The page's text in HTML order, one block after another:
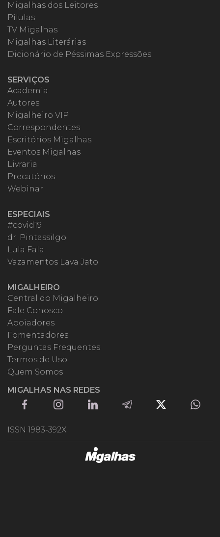
Migalhas dos Leitores
Pílulas
TV Migalhas
Migalhas Literárias
Dicionário de Péssimas Expressões
SERVIÇOS
Academia
Autores
Migalheiro VIP
Correspondentes
Escritórios Migalhas
Eventos Migalhas
Livraria
Precatórios
Webinar
ESPECIAIS
#covid19
dr. Pintassilgo
Lula Fala
Vazamentos Lava Jato
MIGALHEIRO
Central do Migalheiro
Fale Conosco
Apoiadores
Fomentadores
Perguntas Frequentes
Termos de Uso
Quem Somos
MIGALHAS NAS REDES
ISSN 1983-392X